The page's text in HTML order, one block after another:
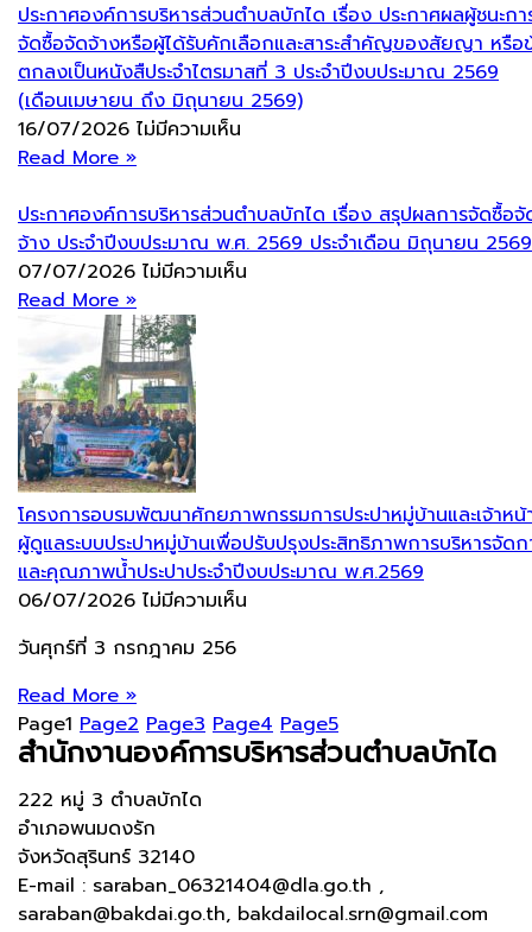
ประกาศองค์การบริหารส่วนตำบลบักได เรื่อง ประกาศผลผู้ชนะกา
จัดซื้อจัดจ้างหรือผู้ได้รับคักเลือกและสาระสำคัญของสัยญา หรือ
ตกลงเป็นหนังสืประจำไตรมาสที่ 3 ประจำปีงบประมาณ 2569
(เดือนเมษายน ถึง มิถุนายน 2569)
16/07/2026 ไม่มีความเห็น
Read More »
ประกาศองค์การบริหารส่วนตำบลบักได เรื่อง สรุปผลการจัดซื้อจั
จ้าง ประจำปีงบประมาณ พ.ศ. 2569 ประจำเดือน มิถุนายน 2569
07/07/2026 ไม่มีความเห็น
Read More »
โครงการอบรมพัฒนาศักยภาพกรรมการประปาหมู่บ้านและเจ้าหน้
ผู้ดูแลระบบประปาหมู่บ้านเพื่อปรับปรุงประสิทธิภาพการบริหารจัดก
และคุณภาพน้ำประปาประจำปีงบประมาณ พ.ศ.2569
06/07/2026 ไม่มีความเห็น
วันศุกร์ที่ 3 กรกฎาคม 256
Read More »
Page1 Page2 Page3 Page4 Page5
สำนักงานองค์การบริหารส่วนตำบลบักได
222 หมู่ 3 ตำบลบักได
อำเภอพนมดงรัก
จังหวัดสุรินทร์ 32140
E-mail : saraban_06321404@dla.go.th ,
saraban@bakdai.go.th, bakdailocal.srn@gmail.com